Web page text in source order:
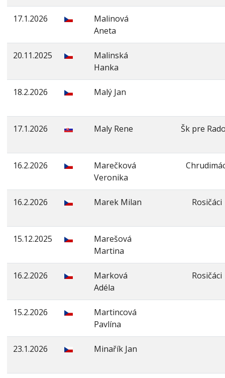
17.1.2026
Malinová
Aneta
20.11.2025
Malinská
Hanka
18.2.2026 Malý Jan
17.1.2026 Maly Rene Šk pre
16.2.2026
Marečková
Veronika
16.2.2026 Marek Milan Rosičáci
15.12.2025
Marešová
Martina
16.2.2026
Marková
Adéla
Rosičáci
15.2.2026
Martincová
Pavlína
23.1.2026 Minařík Jan